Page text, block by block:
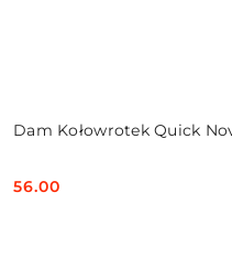
Dam Kołowrotek Quick
Cena:
56.00